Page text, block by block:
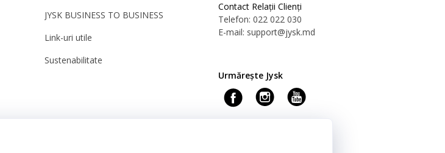
JYSK BUSINESS TO BUSINESS
Link-uri utile
Sustenabilitate
Contact Relații Clienți
Telefon: 022 022 030
E-mail: support@jysk.md
Urmărește Jysk